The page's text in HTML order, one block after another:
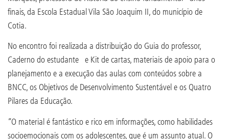
finais, da Escola Estadual Vila São Joaquim II, do município de
Cotia.
No encontro foi realizada a distribuição do Guia do professor,
Caderno do estudante e Kit de cartas, materiais de apoio para o
planejamento e a execução das aulas com conteúdos sobre a
BNCC, os Objetivos de Desenvolvimento Sustentável e os Quatro
Pilares da Educação.
“O material é fantástico e rico em informações, como habilidades
socioemocionais com os adolescentes, que é um assunto atual. O